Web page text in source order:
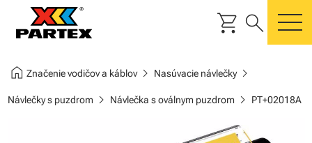
shopping_cart search
home Značenie vodičov a káblovchevron_right Nasúvacie návlečkychevron_right
Návlečky s puzdrom chevron_right Návlečka s oválnym puzdrom chevron_right PT+02018A